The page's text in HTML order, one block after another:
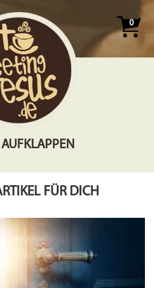
0
FÜR DICH